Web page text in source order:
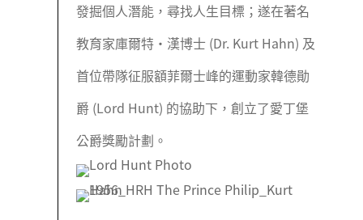
發掘個人潛能，尋找人生目標；遂在著名
教育家庫爾特‧漢博士 (Dr. Kurt Hahn) 及
首位帶隊征服額菲爾士峰的運動家韓德勛
爵 (Lord Hunt) 的協助下，創立了愛丁堡
公爵獎勵計劃。